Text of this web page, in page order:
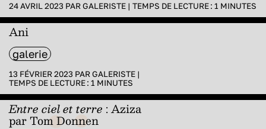
24 AVRIL 2023 PARGALERISTE | TEMPS DE LECTURE : 1 MINUTES
Ani
galerie
13 FÉVRIER 2023 PARGALERISTE |
TEMPS DE LECTURE : 1 MINUTES
Entre ciel et terre : Aziza
par Tom Donnen